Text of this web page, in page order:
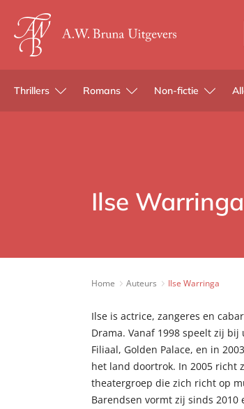
Thrillers Romans Non-fictie
Ilse Warringa
Home Auteurs Ilse Warringa
Ilse is actrice, zangeres en
Drama. Vanaf 1998 speelt zij
Filiaal, Golden Palace, en in
het land doortrok. In 2005 richt
theatergroep die zich richt op
Barendsen vormt zij sinds